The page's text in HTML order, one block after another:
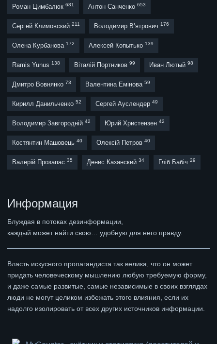
Роман Цимбалюк 681 Антон Санченко 653
Сергей Климовский 211 Володимир В’ятрович 176
Олена Курбанова 172 Алексей Копытько 139
Ramis Yunus 138 Віталій Портников 99 Иван Лютый 98
Дмитро Вовнянко 73 Валентина Емінова 59
Кирилл Данильченко 52 Сергей Ауслендер 49
Володимир Завгородній 42 Юрий Христензен 42
Костянтин Машовець 40 Олексій Петров 40
Валерій Прозапас 35 Денис Казанский 34 Гліб Бабіч 29
Информация
Блуждая в потоках дезинформации,
каждый может найти свою… удобную для него правду.
Власть искусного пропагандиста так велика, что он может
придать человеческому мышлению любую требуемую форму,
и даже самые развитые, самые независимые в своих взглядах
люди не могут целиком избежать этого влияния, если их
надолго изолировать от всех других источников информации.